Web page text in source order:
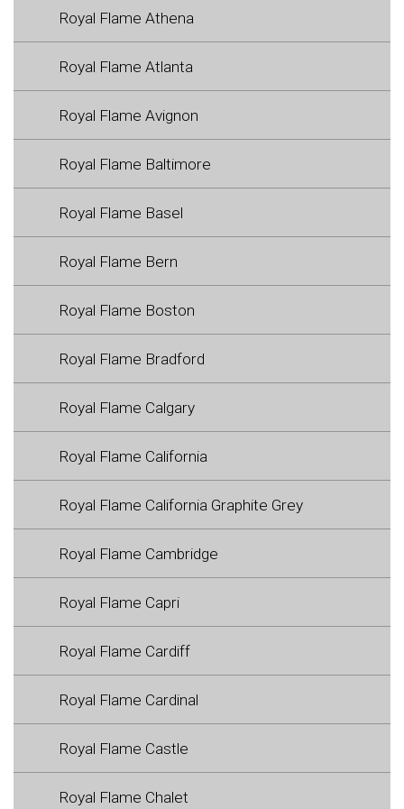
Royal Flame Athena
Royal Flame Atlanta
Royal Flame Avignon
Royal Flame Baltimore
Royal Flame Basel
Royal Flame Bern
Royal Flame Boston
Royal Flame Bradford
Royal Flame Calgary
Royal Flame California
Royal Flame California Graphite Grey
Royal Flame Cambridge
Royal Flame Capri
Royal Flame Cardiff
Royal Flame Cardinal
Royal Flame Castle
Royal Flame Chalet